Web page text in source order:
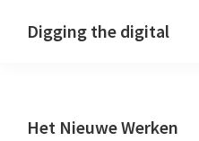
Digging the digital
Het Nieuwe Werken